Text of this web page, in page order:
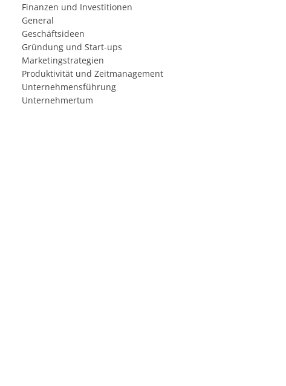
Finanzen und Investitionen
General
Geschäftsideen
Gründung und Start-ups
Marketingstrategien
Produktivität und Zeitmanagement
Unternehmensführung
Unternehmertum